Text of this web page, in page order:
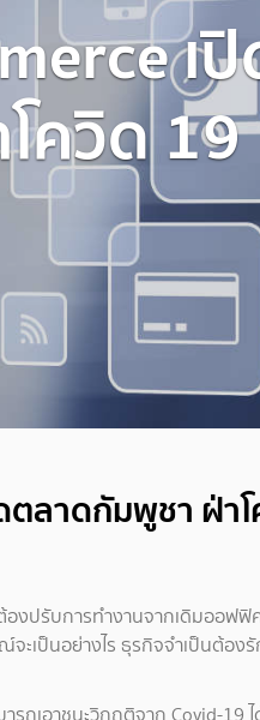
เ
ควิด 19
ตลาดกัมพูชา ฝ่า
ปรับการทำงานจากเดิมออฟฟิ
ะเป็นอย่างไร ธุรกิจจำเป็นต้องรั